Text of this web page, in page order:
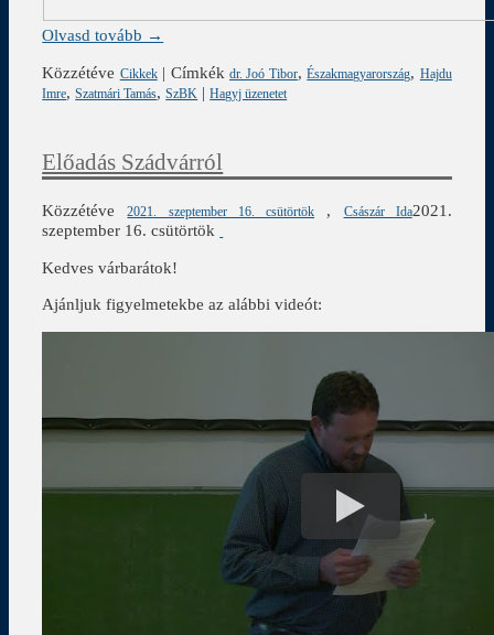
Olvasd tovább →
Közzétéve Cikkek| Címkék dr. Joó Tibor,Északmagyarország, Hajdu
Imre,Szatmári Tamás,SzBK |Hagyj üzenetet
Előadás Szádvárról
Közzétéve2021. szeptember 16. csütörtök , Császár Ida2021.
szeptember 16. csütörtök
Kedves várbarátok!
Ajánljuk figyelmetekbe az alábbi videót: